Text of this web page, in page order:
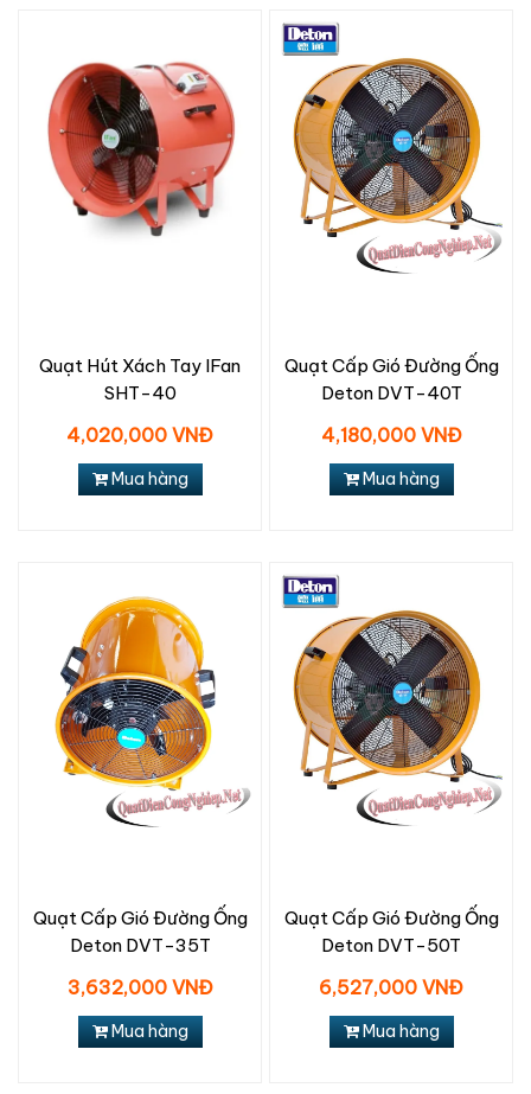
Quạt Hút Xách Tay IFan
SHT-40
4,020,000 VNĐ
Mua hàng
Quạt Cấp Gió Đường Ống
Deton DVT-40T
4,180,000 VNĐ
Mua hàng
Quạt Cấp Gió Đường Ống
Deton DVT-35T
3,632,000 VNĐ
Mua hàng
Quạt Cấp Gió Đường Ống
Deton DVT-50T
6,527,000 VNĐ
Mua hàng